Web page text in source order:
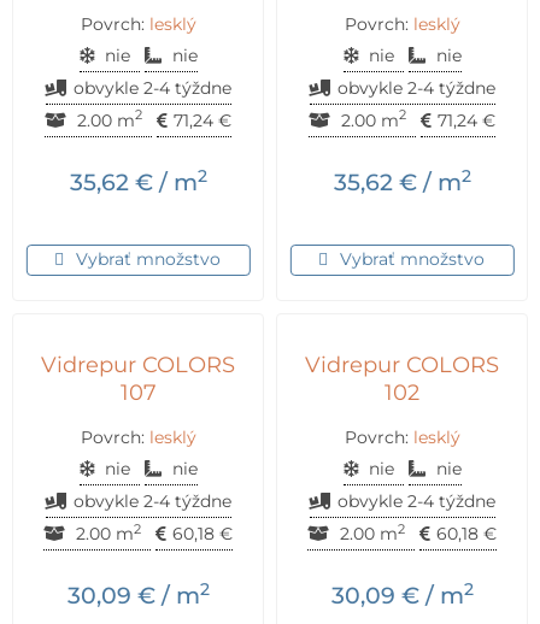
Povrch: lesklý
nie
nie
obvykle 2-4 týždne
2.00 m2 71,24 €
35,62 €/ m2
Vybrať množstvo
Povrch: lesklý
nie
nie
obvykle 2-4 týždne
2.00 m2 71,24 €
35,62 €/ m2
Vybrať množstvo
Vidrepur COLORS
107
Povrch: lesklý
nie
nie
obvykle 2-4 týždne
2.00 m2 60,18 €
30,09 €/ m2
Vidrepur COLORS
102
Povrch: lesklý
nie
nie
obvykle 2-4 týždne
2.00 m2 60,18 €
30,09 €/ m2